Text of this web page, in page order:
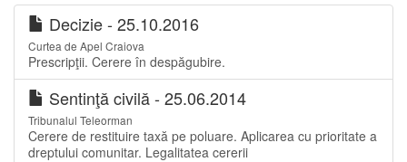
Decizie - 25.10.2016
Curtea de Apel Craiova
Prescripţii. Cerere în despăgubire.
Sentinţă civilă - 25.06.2014
Tribunalul Teleorman
Cerere de restituire taxă pe poluare. Aplicarea cu prioritate a
dreptului comunitar. Legalitatea cererii